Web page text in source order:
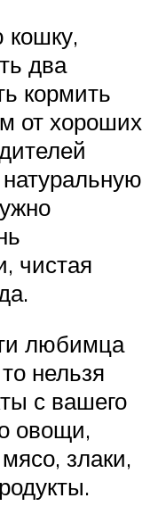
кошку,
два
кормить
от хороших
чистая
любимца
нельзя
с вашего
овощи,
злаки,